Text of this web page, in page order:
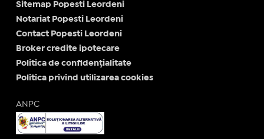
Sitemap Popesti Leordeni
Notariat Popesti Leordeni
Contact Popesti Leordeni
Broker credite ipotecare
Politica de confidențialitate
Politica privind utilizarea cookies
ANPC